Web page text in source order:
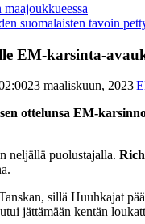
suomalaisten tavoin
EM-karsinta-
23 maaliskuun, 2023|
ottelunsa EM-
neljällä puolustajalla.
sillä Huuhkajat
jättämään kentän